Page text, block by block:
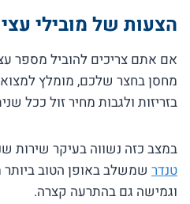
הצעות של מובילי
אם אתם צריכים להוביל מספר
מחסן בחצר שלכם, מומלץ
בזריזות ולגבות מחיר זול ככל
במצב כזה נשווה בעיקר שירות
טנדר שמשלב באופן הטוב ביותר
וגמישה גם בהתרעה קצרה.